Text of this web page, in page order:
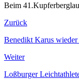
Beim
Zurück
Benedikt Karus
Weiter
Loßburger